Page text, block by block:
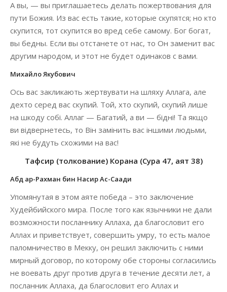
А вы, — вы приглашаетесь делать пожертвования для
пути Божия. Из вас есть такие, которые скупятся; но кто
скупится, тот скупится во вред себе самому. Бог богат,
вы бедны. Если вы отстанете от нас, то Он заменит вас
другим народом, и этот не будет одинаков с вами.
Михайло Якубович
Ось вас закликають жертвувати на шляху Аллага, але
дехто серед вас скупий. Той, хто скупий, скупий лише
на шкоду собі. Аллаг — Багатий, а ви — бідні! Та якщо
ви відвернетесь, то Він замінить вас іншими людьми,
які не будуть схожими на вас!
Тафсир (толкование) Корана (Сура 47, аят 38)
Абд ар-Рахман бин Насир Ас-Саади
Упомянутая в этом аяте победа – это заключение
Худейбийского мира. После того как язычники не дали
возможности посланнику Аллаха, да благословит его
Аллах и приветствует, совершить умру, то есть малое
паломничество в Мекку, он решил заключить с ними
мирный договор, по которому обе стороны согласились
не воевать друг против друга в течение десяти лет, а
посланник Аллаха, да благословит его Аллах и